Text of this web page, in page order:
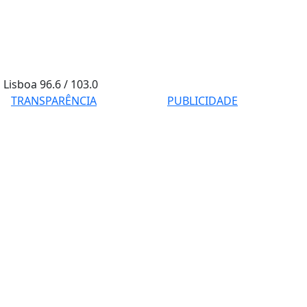
Lisboa96.6 / 103.0
TRANSPARÊNCIA
PUBLICIDADE